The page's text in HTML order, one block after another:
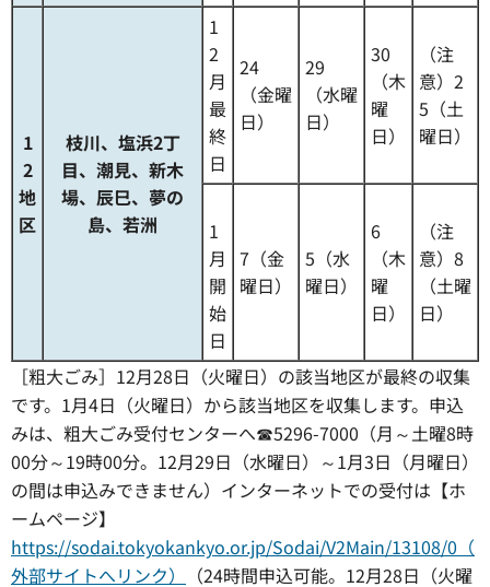
1
2
地
区
枝川、塩浜2丁
目、潮見、新木
場、辰巳、夢の
島、若洲
1
2
月
最
終
日
24
（金曜
日）
29
（水曜
日）
30
（木
曜
日）
（注
意）2
5（土
曜日）
1
月
開
始
日
7（金
曜日）
5（水
曜日）
6
（木
曜
日）
（注
意）8
（土曜
日）
［粗大ごみ］12月28日（火曜日）の該当地区が最終の収集
です。1月4日（火曜日）から該当地区を収集します。申込
みは、粗大ごみ受付センターへ☎5296-7000（月～土曜8時
00分～19時00分。12月29日（水曜日）～1月3日（月曜日）
の間は申込みできません）インターネットでの受付は【ホ
ームページ】
https://sodai.tokyokankyo.or.jp/Sodai/V2Main/13108/0（
外部サイトへリンク）
（24時間申込可能。12月28日（火曜